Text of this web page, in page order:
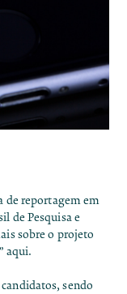
de reportagem em
de Pesquisa e
sobre o projeto
aqui.
sendo